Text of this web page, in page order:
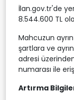
İlan.gov.tr'de
8.544.600 TL
Mahcuzun
şartlara ve
adresi
numarası ile
Artırma